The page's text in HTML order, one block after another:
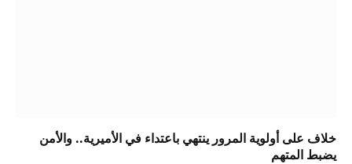
خلاف على أولوية المرور ينتهي باعتداء في الأميرية.. والأمن
يضبط المتهم